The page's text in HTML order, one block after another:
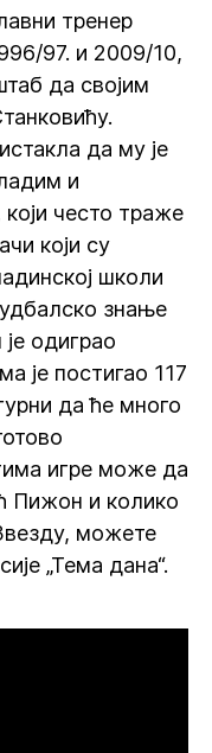
тренер
97. и 2009/10,
да својим
да му је
и
често траже
који су
школи
знање
одиграо
је постигао 117
да ће много
игре може да
Пижон и колико
можете
„Тема дана“.